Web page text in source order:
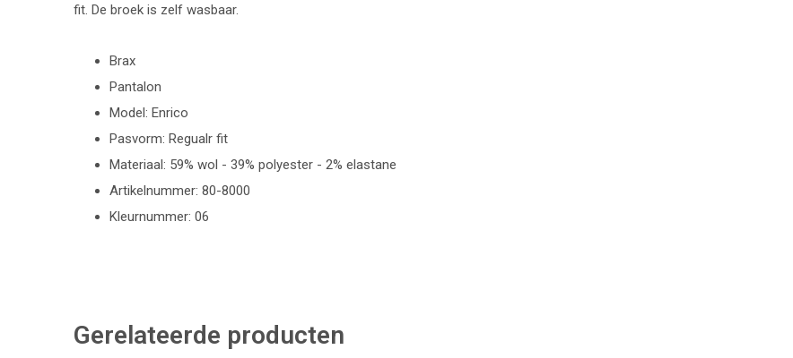
fit. De broek is zelf wasbaar.
Brax
Pantalon
Model: Enrico
Pasvorm: Regualr fit
Materiaal: 59% wol - 39% polyester - 2% elastane
Artikelnummer: 80-8000
Kleurnummer: 06
Gerelateerde producten